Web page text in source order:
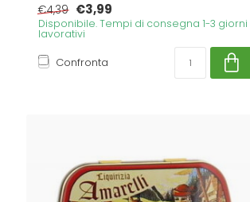
€4,39 €3,99
Disponibile. Tempi di consegna 1-3 giorni
lavorativi
Confronta